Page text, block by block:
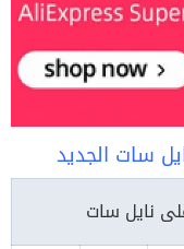
سات الجديد
نايل سات